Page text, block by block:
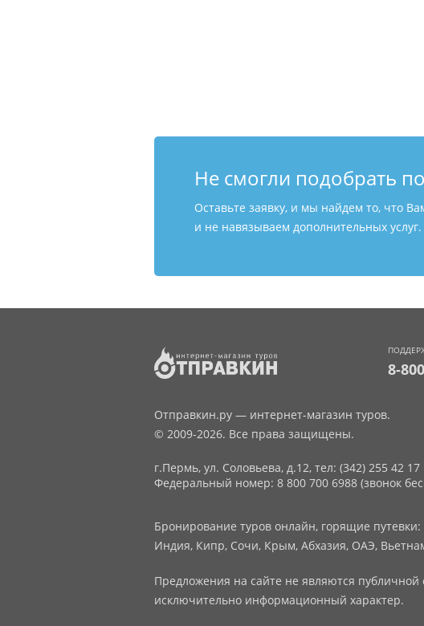
Не смогли подобрать
Оставьте заявку, и мы найдем то, что
и не навязываем дополнительных
8-
Отправкин.ру — интернет-магазин туров.
© 2009-2026. Все права защищены.
г.Пермь, ул. Соловьева, д.12, тел: (342) 255 42 17
Федеральный номер: 8 800 700 6988 (звонок
Бронирование туров онлайн, горящие путевки:
Индия, Кипр, Сочи, Крым, Абхазия, ОАЭ,
Предложения на сайте не являются публичной
исключительно информационный характер.